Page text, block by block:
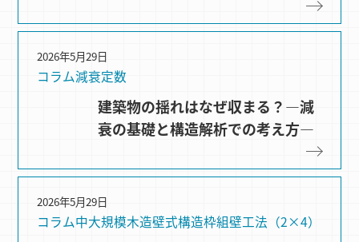
コラム減衰定数
2026年5月29日
建築物の揺れはなぜ収まる？―減
衰の基礎と構造解析での考え方―
コラム中大規模木造壁式構造枠組壁⼯法（2×4）
2026年5月29日